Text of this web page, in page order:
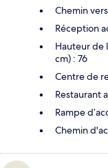
Chemin
Réception
Hauteur de
cm) : 76
Centre de
Restaurant
Rampe
Chemin